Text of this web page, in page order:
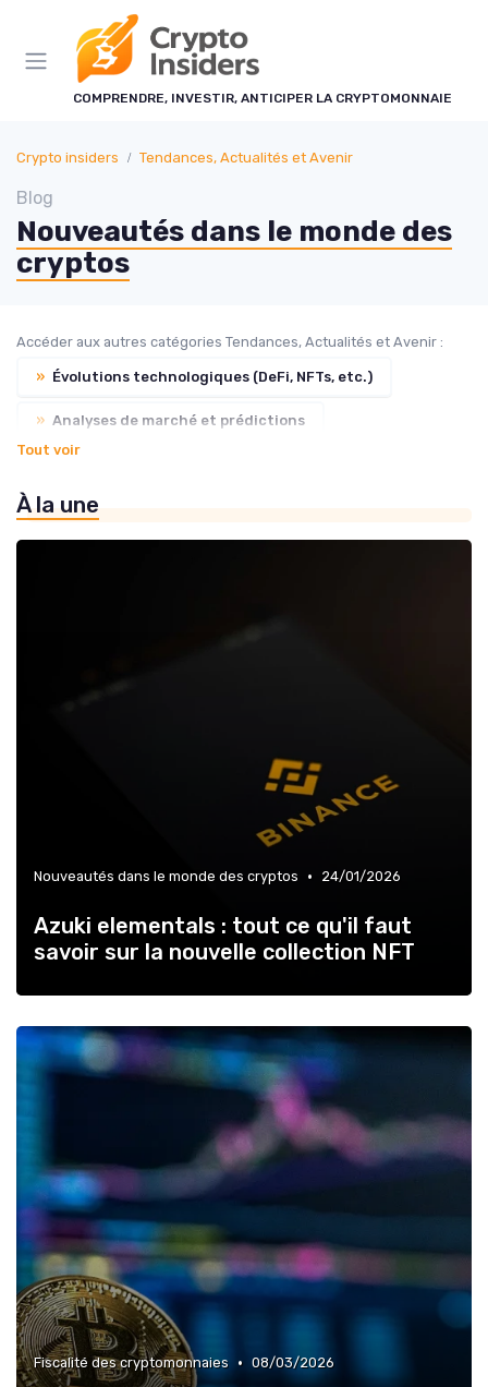
COMPRENDRE, INVESTIR, ANTICIPER LA CRYPTOMONNAIE
Crypto insiders Tendances, Actualités et Avenir
Blog
Nouveautés dans le monde des
cryptos
Accéder aux autres catégories Tendances, Actualités et Avenir :
» Évolutions technologiques (DeFi, NFTs, etc.)
» Analyses de marché et prédictions
» Futur des investissements en cryptomonnaies
Tout voir
À la une
Nouveautés dans le monde des cryptos • 24/01/2026
Azuki elementals : tout ce qu'il faut
savoir sur la nouvelle collection NFT
Fiscalité des cryptomonnaies • 08/03/2026
Panneau de gestion des cookies